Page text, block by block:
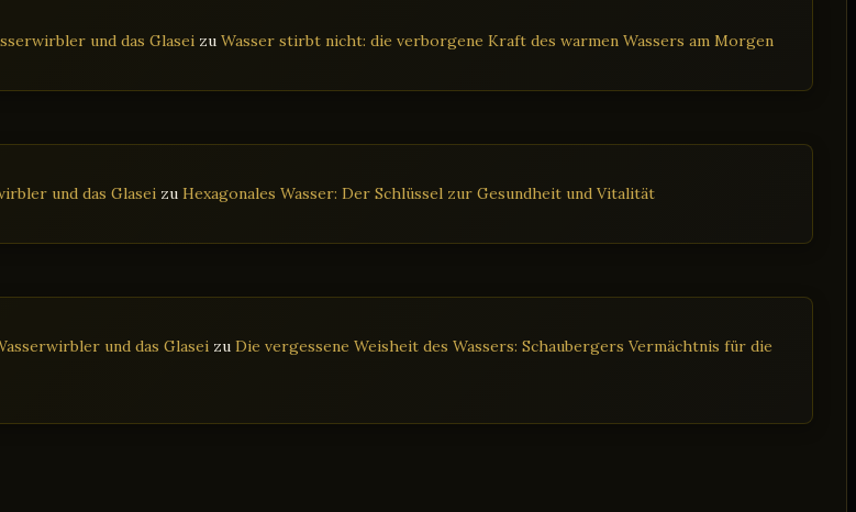
und das Glasei zu Wasser stirbt nicht: die verborgene Kraft des warmen Wassers am Morgen
und das Glasei zu Hexagonales Wasser: Der Schlüssel zur Gesundheit und Vitalität
und das Glasei zu Die vergessene Weisheit des Wassers: Schaubergers Vermächtnis für die